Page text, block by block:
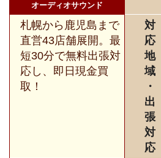
オーディオサウンド
札幌から鹿児島まで
直営43店舗展開。最
短30分で無料出張対
応し、即日現金買
取！
対
応
地
域
・
出
張
対
応